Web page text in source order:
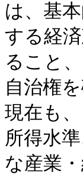
は、基
する経
ること
自治権
現在も
所得水
な産業